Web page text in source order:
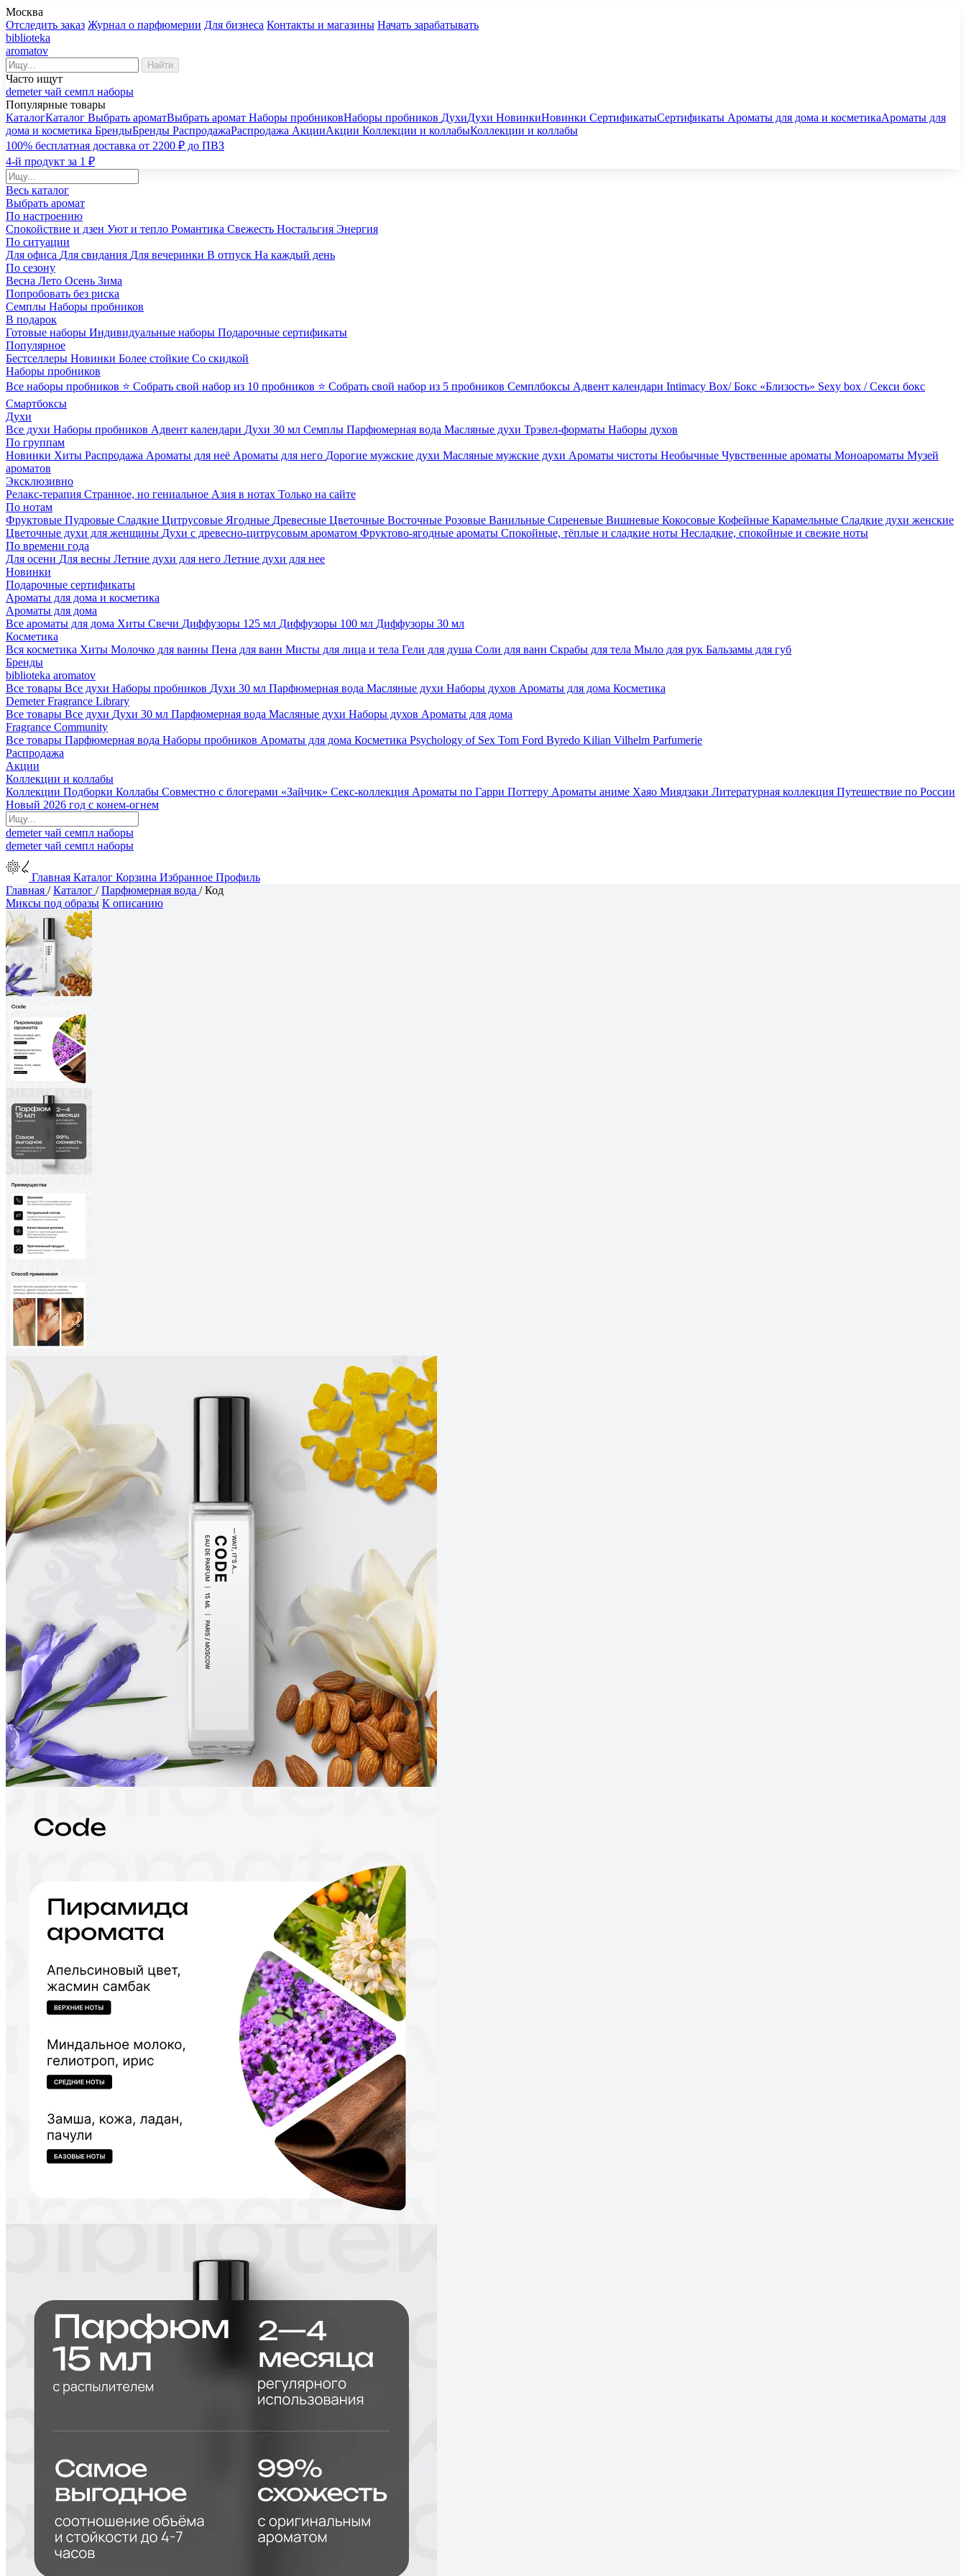
Москва
Отследить заказ Журнал о парфюмерии Для бизнеса Контакты и магазины Начать зарабатывать
biblioteka
aromatov
Найти
Часто ищут
demeterчай семпл наборы
Популярные товары
КаталогКаталог Выбрать ароматВыбрать аромат Наборы пробниковНаборы пробников ДухиДухи НовинкиНовинки СертификатыСертификаты Ароматы для дома и косметикаАроматы для
дома и косметика БрендыБренды РаспродажаРаспродажа АкцииАкции Коллекции и коллабыКоллекции и коллабы
100% бесплатная доставка от 2200 ₽ до ПВЗ
4-й продукт за 1 ₽
Весь каталог
Выбрать аромат
По настроению
Спокойствие и дзен Уют и тепло Романтика Свежесть Ностальгия Энергия
По ситуации
Для офиса Для свидания Для вечеринки В отпуск На каждый день
По сезону
Весна Лето Осень Зима
Попробовать без риска
Семплы Наборы пробников
В подарок
Готовые наборы Индивидуальные наборы Подарочные сертификаты
Популярное
Бестселлеры Новинки Более стойкие Со скидкой
Наборы пробников
Все наборы пробников ⭐ Собрать свой набор из 10 пробников ⭐ Собрать свой набор из 5 пробников Семплбоксы Адвент календари Intimacy Box/ Бокс «Близость» Sexy box / Секси бокс
Смартбоксы
Духи
Все духи Наборы пробников Адвент календари Духи 30 мл Семплы Парфюмерная вода Масляные духи Трэвел-форматы Наборы духов
По группам
Новинки Хиты Распродажа Ароматы для неё Ароматы для него Дорогие мужские духи Масляные мужские духи Ароматы чистоты Необычные Чувственные ароматы Моноароматы Музей
ароматов
Эксклюзивно
Релакс-терапия Странное, но гениальное Азия в нотах Только на сайте
По нотам
Фруктовые Пудровые Сладкие Цитрусовые Ягодные Древесные Цветочные Восточные Розовые Ванильные Сиреневые Вишневые Кокосовые Кофейные Карамельные Сладкие духи женские
Цветочные духи для женщины Духи с древесно-цитрусовым ароматом Фруктово-ягодные ароматы Спокойные, тёплые и сладкие ноты Несладкие, спокойные и свежие ноты
По времени года
Для осени Для весны Летние духи для него Летние духи для нее
Новинки
Подарочные сертификаты
Ароматы для дома и косметика
Ароматы для дома
Все ароматы для дома Хиты Свечи Диффузоры 125 мл Диффузоры 100 мл Диффузоры 30 мл
Косметика
Вся косметика Хиты Молочко для ванны Пена для ванн Мисты для лица и тела Гели для душа Соли для ванн Скрабы для тела Мыло для рук Бальзамы для губ
Бренды
biblioteka aromatov
Все товары Все духи Наборы пробников Духи 30 мл Парфюмерная вода Масляные духи Наборы духов Ароматы для дома Косметика
Demeter Fragrance Library
Все товары Все духи Духи 30 мл Парфюмерная вода Масляные духи Наборы духов Ароматы для дома
Fragrance Community
Все товары Парфюмерная вода Наборы пробников Ароматы для дома Косметика Psychology of Sex Tom Ford Byredo Kilian Vilhelm Parfumerie
Распродажа
Акции
Коллекции и коллабы
Коллекции Подборки Коллабы Совместно с блогерами «Зайчик» Секс-коллекция Ароматы по Гарри Поттеру Ароматы аниме Хаяо Миядзаки Литературная коллекция Путешествие по России
Новый 2026 год с конем-огнем
demeterчай семпл наборы
demeterчай семпл наборы
Главная Каталог Корзина Избранное Профиль
Главная /Каталог /Парфюмерная вода /Код
Миксы под образы К описанию